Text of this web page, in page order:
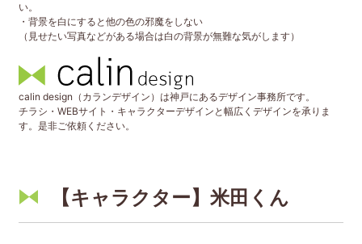
い。
・背景を白にすると他の色の邪魔をしない
（見せたい写真などがある場合は白の背景が無難な気がします）
calin design（カランデザイン）は神戸にあるデザイン事務所です。
チラシ・WEBサイト・キャラクターデザインと幅広くデザインを承りま
す。是非ご依頼ください。
【キャラクター】米田くん